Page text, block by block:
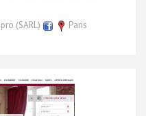
(SARL)
Paris